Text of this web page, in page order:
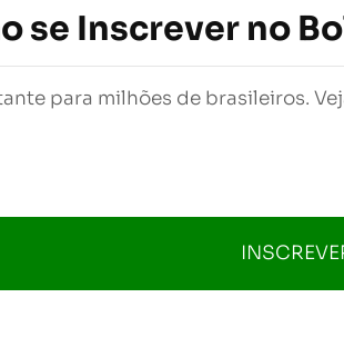
se Inscrever no
para milhões de brasileiros.